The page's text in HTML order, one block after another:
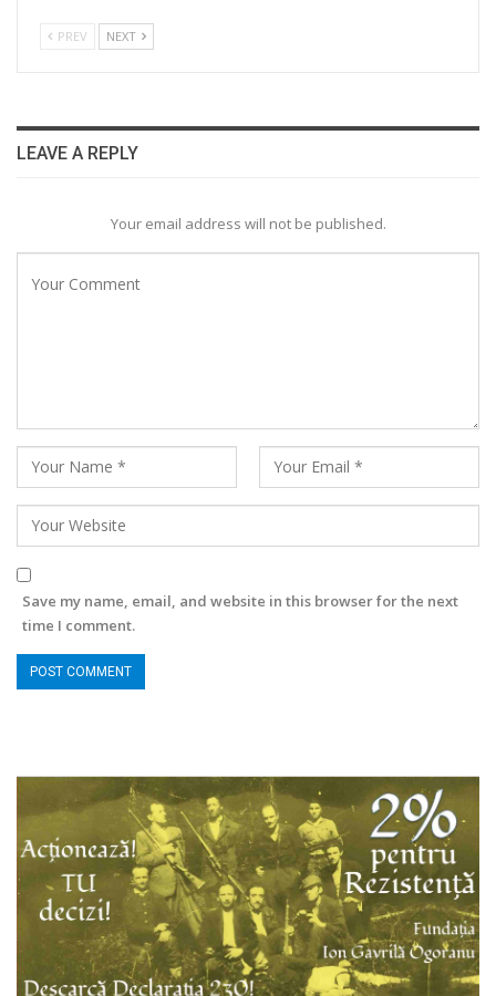
PREV NEXT
LEAVE A REPLY
Your email address will not be published.
Save my name, email, and website in this browser for the next
time I comment.